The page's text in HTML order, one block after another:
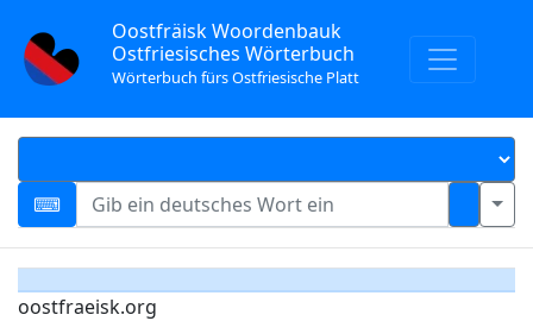
Oostfräisk Woordenbauk
Ostfriesisches Wörterbuch
Wörterbuch fürs Ostfriesische Platt
oostfraeisk.org